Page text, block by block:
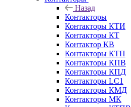
Назад
Контакторы
Контакторы КТИ
Контакторы КТ
Контактор КВ
Контакторы КТП
Контакторы КПВ
Контакторы КПД
Контакторы LC1
Контакторы КМД
Контакторы МК